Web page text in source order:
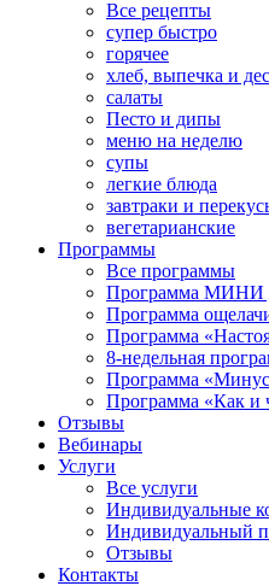
Все рецепты
супер быстро
горячее
хлеб, выпечка и
салаты
Песто и дипы
меню на неделю
супы
легкие блюда
завтраки и
вегетарианские
Программы
Все программы
Программа МИНИ
Программа
Программа
8-недельная
Программа «Минус
Программа «Как и
Отзывы
Вебинары
Услуги
Все услуги
Индивидуальные
Индивидуальный
Отзывы
Контакты